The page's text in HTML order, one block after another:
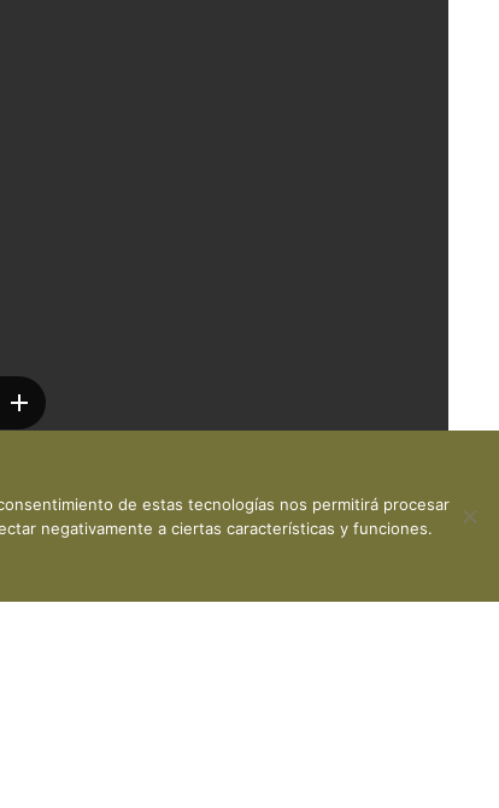
de estas tecnologías nos permitirá procesar
negativamente a ciertas características y funciones.